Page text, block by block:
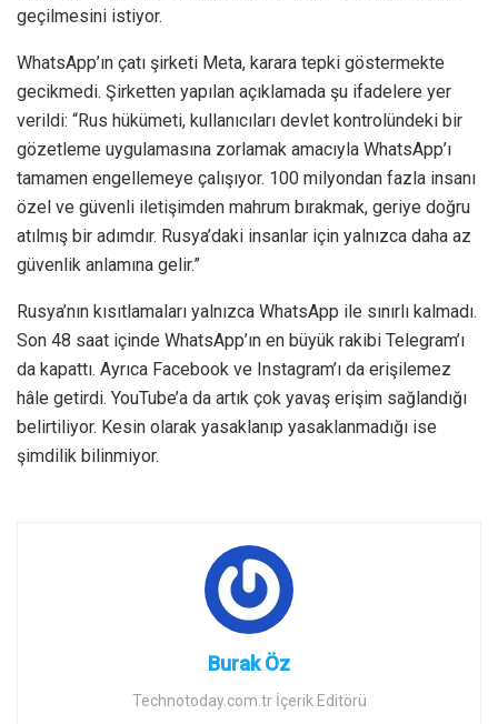
geçilmesini istiyor.
WhatsApp’ın çatı şirketi Meta, karara tepki göstermekte
gecikmedi. Şirketten yapılan açıklamada şu ifadelere yer
verildi: “Rus hükümeti, kullanıcıları devlet kontrolündeki bir
gözetleme uygulamasına zorlamak amacıyla WhatsApp’ı
tamamen engellemeye çalışıyor. 100 milyondan fazla insanı
özel ve güvenli iletişimden mahrum bırakmak, geriye doğru
atılmış bir adımdır. Rusya’daki insanlar için yalnızca daha az
güvenlik anlamına gelir.”
Rusya’nın kısıtlamaları yalnızca WhatsApp ile sınırlı kalmadı.
Son 48 saat içinde WhatsApp’ın en büyük rakibi Telegram’ı
da kapattı. Ayrıca Facebook ve Instagram’ı da erişilemez
hâle getirdi. YouTube’a da artık çok yavaş erişim sağlandığı
belirtiliyor. Kesin olarak yasaklanıp yasaklanmadığı ise
şimdilik bilinmiyor.
Burak Öz
Technotoday.com.tr İçerik Editörü